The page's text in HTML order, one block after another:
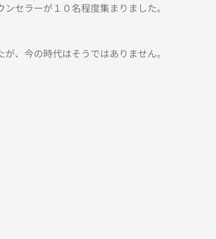
セラーが１０名程度集まりました。
、今の時代はそうではありません。